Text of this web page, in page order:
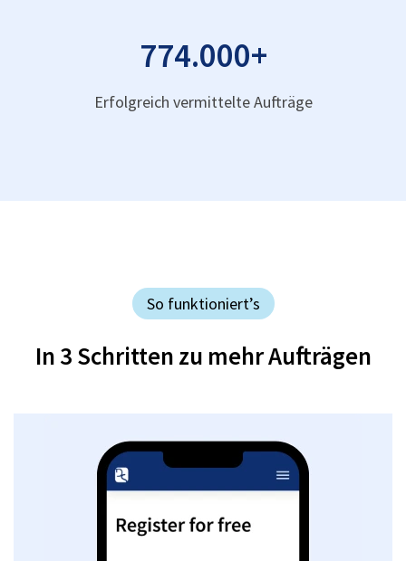
774.000+
Erfolgreich vermittelte Aufträge
So funktioniert’s
In 3 Schritten zu mehr Aufträgen